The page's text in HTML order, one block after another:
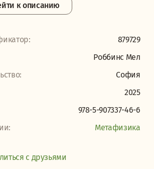
к описанию
879729
Роббинс Мел
София
2025
978-5-907337-46-6
Метафизика
с друзьями